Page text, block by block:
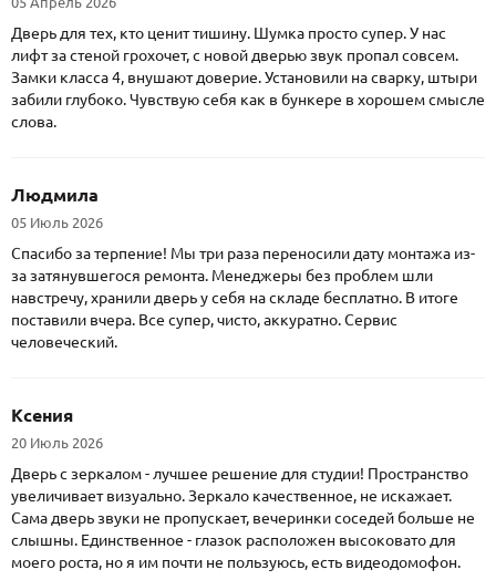
Дверь для тех, кто ценит тишину. Шумка просто супер. У нас
лифт за стеной грохочет, с новой дверью звук пропал совсем.
Замки класса 4, внушают доверие. Установили на сварку, штыри
забили глубоко. Чувствую себя как в бункере в хорошем смысле
слова.
Людмила
05 Июль 2026
Спасибо за терпение! Мы три раза переносили дату монтажа из-
за затянувшегося ремонта. Менеджеры без проблем шли
навстречу, хранили дверь у себя на складе бесплатно. В итоге
поставили вчера. Все супер, чисто, аккуратно. Сервис
человеческий.
Ксения
20 Июль 2026
Дверь с зеркалом - лучшее решение для студии! Пространство
увеличивает визуально. Зеркало качественное, не искажает.
Сама дверь звуки не пропускает, вечеринки соседей больше не
слышны. Единственное - глазок расположен высоковато для
моего роста, но я им почти не пользуюсь, есть видеодомофон.